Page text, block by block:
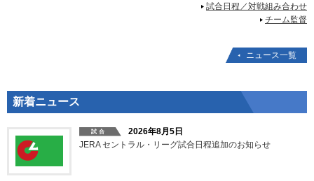
試合日程／対戦組み合わせ
チーム監督
ニュース一覧
新着ニュース
2026年8月5日
JERA セントラル・リーグ試合日程追加のお知らせ